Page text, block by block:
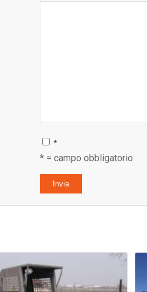
*
* = campo obbligatorio